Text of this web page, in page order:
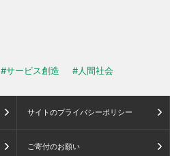
#サービス創造 #人間社会
サイトのプライバシーポリシー
ご寄付のお願い